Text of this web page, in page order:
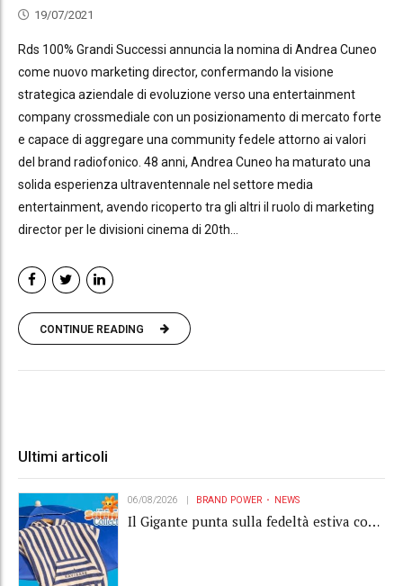
19/07/2021
Rds 100% Grandi Successi annuncia la nomina di Andrea Cuneo
come nuovo marketing director, confermando la visione
strategica aziendale di evoluzione verso una entertainment
company crossmediale con un posizionamento di mercato forte
e capace di aggregare una community fedele attorno ai valori
del brand radiofonico. 48 anni, Andrea Cuneo ha maturato una
solida esperienza ultraventennale nel settore media
entertainment, avendo ricoperto tra gli altri il ruolo di marketing
director per le divisioni cinema di 20th...
CONTINUE READING
Ultimi articoli
06/08/2026 BRAND POWER NEWS
Il Gigante punta sulla fedeltà estiva con